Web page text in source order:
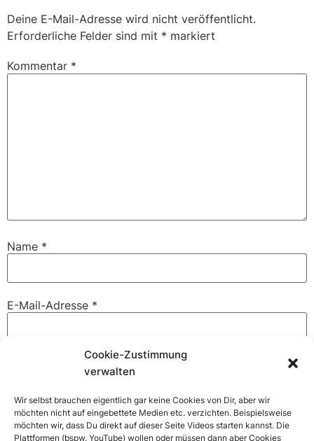
Cookie-Zustimmung
verwalten
Wir selbst brauchen eigentlich gar keine Cookies von Dir, aber wir
möchten nicht auf eingebettete Medien etc. verzichten. Beispielsweise
möchten wir, dass Du direkt auf dieser Seite Videos starten kannst. Die
Plattformen (bspw. YouTube) wollen oder müssen dann aber Cookies
Deine E-Mail-Adresse wird nicht veröffentlicht.
Erforderliche Felder sind mit * markiert
Kommentar *
Name *
E-Mail-Adresse *
Name, E-Mail-Adresse und Website in diesem Browser